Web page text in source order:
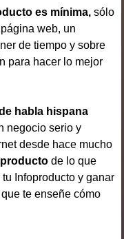
es mínima, sólo
web, un
de tiempo y sobre
para hacer lo mejor
habla hispana
negocio serio y
desde hace mucho
de lo que
Infoproducto y ganar
te enseñe cómo